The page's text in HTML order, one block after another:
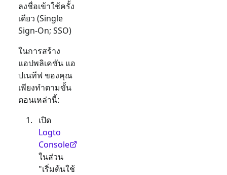
ลงชื่อเข้าใช้ครั้ง
เดียว (Single
Sign-On; SSO)
ในการสร้าง
แอปพลิเคชัน แอ
ปเนทีฟ ของคุณ
เพียงทำตามขั้น
ตอนเหล่านี้:
เปิด
Logto
Console
ในส่วน
"เริ่มต้นใช้